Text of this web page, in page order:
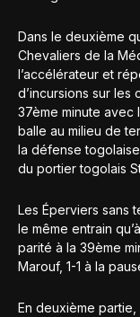
Dans le deuxième
Chevaliers de la
l’accélérateur et
d’incursions sur les
37ème minute avec
balle au milieu de
la défense
du portier togolais
Les Éperviers sans
le même entrain
parité à la 39ème
Marouf, 1-1 à la
En deuxième